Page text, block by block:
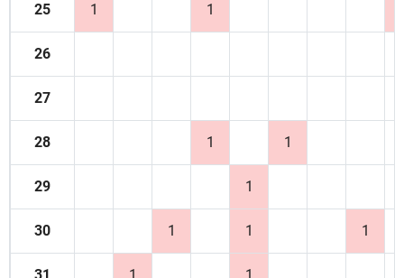
25 1 1
26
27
28 1 1
29 1
30 1 1 1